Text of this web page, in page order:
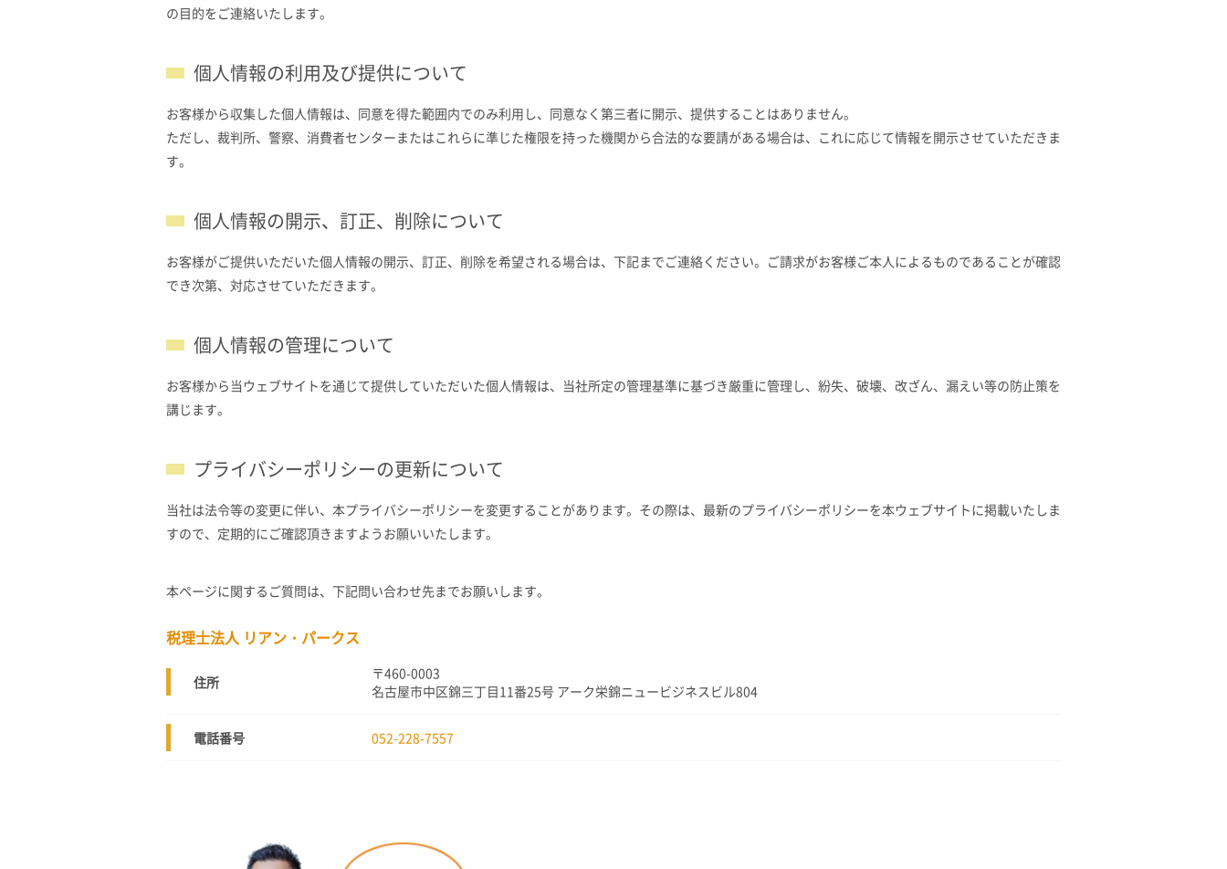
の目的をご連絡いたします。
個人情報の利用及び提供について
お客様から収集した個人情報は、同意を得た範囲内でのみ利用し、同意なく第三者に開示、提供することはありません。
ただし、裁判所、警察、消費者センターまたはこれらに準じた権限を持った機関から合法的な要請がある場合は、これに応じて情報を開示させていただきま
す。
個人情報の開示、訂正、削除について
お客様がご提供いただいた個人情報の開示、訂正、削除を希望される場合は、下記までご連絡ください。ご請求がお客様ご本人によるものであることが確認
でき次第、対応させていただきます。
個人情報の管理について
お客様から当ウェブサイトを通じて提供していただいた個人情報は、当社所定の管理基準に基づき厳重に管理し、紛失、破壊、改ざん、漏えい等の防止策を
講じます。
プライバシーポリシーの更新について
当社は法令等の変更に伴い、本プライバシーポリシーを変更することがあります。その際は、最新のプライバシーポリシーを本ウェブサイトに掲載いたしま
すので、定期的にご確認頂きますようお願いいたします。
本ページに関するご質問は、下記問い合わせ先までお願いします。
税理士法人 リアン・パークス
住所
〒460-0003
名古屋市中区錦三丁目11番25号 アーク栄錦ニュービジネスビル804
電話番号 052-228-7557